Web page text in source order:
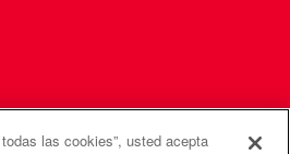
las cookies”, usted acepta